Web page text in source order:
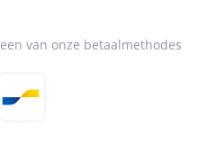
van onze betaalmethodes